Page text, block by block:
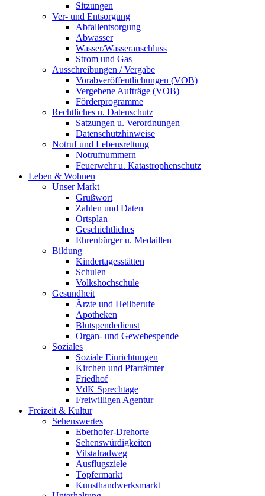
Sitzungen
Ver- und Entsorgung
Abfallentsorgung
Abwasser
Wasser/Wasseranschluss
Strom und Gas
Ausschreibungen / Vergabe
Vorabveröffentlichungen (VOB)
Vergebene Aufträge (VOB)
Förderprogramme
Rechtliches u. Datenschutz
Satzungen u. Verordnungen
Datenschutzhinweise
Notruf und Lebensrettung
Notrufnummern
Feuerwehr u. Katastrophenschutz
Leben & Wohnen
Unser Markt
Grußwort
Zahlen und Daten
Ortsplan
Geschichtliches
Ehrenbürger u. Medaillen
Bildung
Kindertagesstätten
Schulen
Volkshochschule
Gesundheit
Ärzte und Heilberufe
Apotheken
Blutspendedienst
Organ- und Gewebespende
Soziales
Soziale Einrichtungen
Kirchen und Pfarrämter
Friedhof
VdK Sprechtage
Freiwilligen Agentur
Freizeit & Kultur
Sehenswertes
Eberhofer-Drehorte
Sehenswürdigkeiten
Vilstalradweg
Ausflugsziele
Töpfermarkt
Kunsthandwerksmarkt